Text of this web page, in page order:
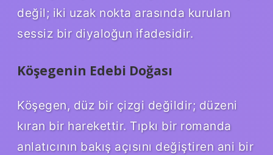
değil; iki uzak nokta arasında kurulan
sessiz bir diyaloğun ifadesidir.
Köşegenin Edebi Doğası
Köşegen, düz bir çizgi değildir; düzeni
kıran bir harekettir. Tıpkı bir romanda
anlatıcının bakış açısını değiştiren ani bir